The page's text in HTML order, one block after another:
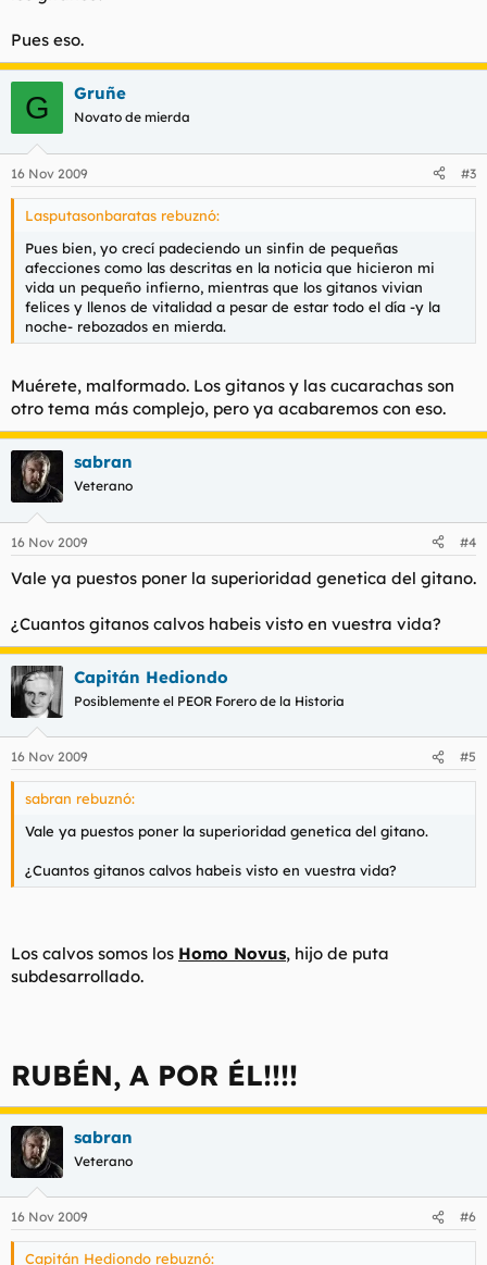
Pues eso.
G Gruñe
Novato de mierda
16 Nov 2009 #3
Lasputasonbaratas rebuznó:
Pues bien, yo crecí padeciendo un sinfin de pequeñas
afecciones como las descritas en la noticia que hicieron mi
vida un pequeño infierno, mientras que los gitanos vivian
felices y llenos de vitalidad a pesar de estar todo el día -y la
noche- rebozados en mierda.
Muérete, malformado. Los gitanos y las cucarachas son
otro tema más complejo, pero ya acabaremos con eso.
sabran
Veterano
16 Nov 2009 #4
Vale ya puestos poner la superioridad genetica del gitano.
¿Cuantos gitanos calvos habeis visto en vuestra vida?
Capitán Hediondo
Posiblemente el PEOR Forero de la Historia
16 Nov 2009 #5
sabran rebuznó:
Vale ya puestos poner la superioridad genetica del gitano.
¿Cuantos gitanos calvos habeis visto en vuestra vida?
Los calvos somos los Homo Novus, hijo de puta
subdesarrollado.
RUBÉN, A POR ÉL!!!!
sabran
Veterano
16 Nov 2009 #6
Capitán Hediondo rebuznó: